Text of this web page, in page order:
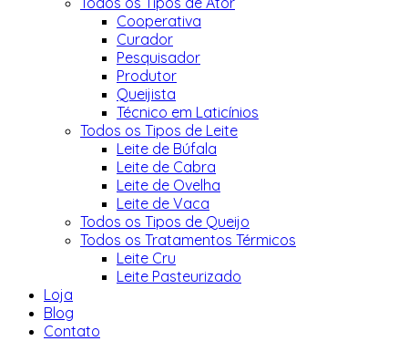
Cooperativa
Curador
Pesquisador
Produtor
Queijista
Técnico em Laticínios
Todos os Tipos de Leite
Leite de Búfala
Leite de Cabra
Leite de Ovelha
Leite de Vaca
Todos os Tipos de Queijo
Todos os Tratamentos Térmicos
Leite Cru
Leite Pasteurizado
Loja
Blog
Contato